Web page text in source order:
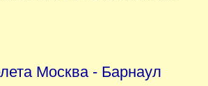
Москва - Барнаул